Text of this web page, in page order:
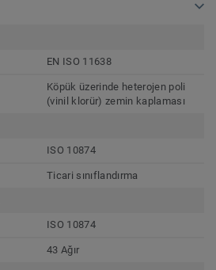
EN ISO 11638
Köpük üzerinde heterojen poli
(vinil klorür) zemin kaplaması
ISO 10874
Ticari sınıflandırma
ISO 10874
43 Ağır